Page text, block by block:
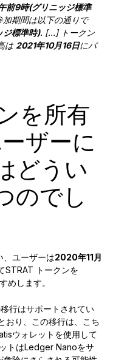
前9時(グリニッジ標準
期間は以下の通りで
ジ標準時). […] トークン
は 2021年10月16日にバ
を所有
ザーに
どうい
のでし
、ユーザーは2020年11月
STRAT トークンを
めします。
行はサポートされてい
おり、この移行は、こち
ウォレットを使用して
トはLedger Nanoをサ